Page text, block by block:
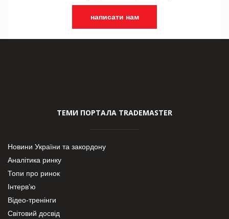
написати нам
ТЕМИ ПОРТАЛА TRADEMASTER
Новини України та закордону
Аналітика ринку
Топи про ринок
Інтерв’ю
Відео-тренінги
Світовий досвід